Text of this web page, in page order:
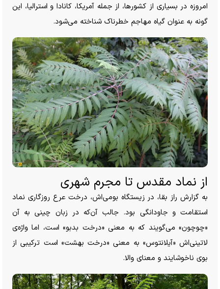
امروزه در بسیاری از کشورها، از جمله آمریکا، کانادا و استرالیا، این
گونه به عنوان گیاه مهاجم خطرناک شناخته می‌شود.
از نماد مقدس تا مجرم شهری
به گزارش راز بقا، در زیستگاه بومی‌اش، درخت عرع روزگاری نماد
استقامت و جاودانگی بود. جالب آن‌که در زبان چینی به آن
«چوچون» می‌گویند که به معنی «درخت بدبو» است، اما واژه‌ی
لاتینی‌اش «آیلانتوس» به معنی «درخت بهشت» است ترکیبی از
بوی ناخوشایند و معنای والا.